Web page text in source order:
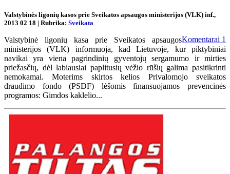
Valstybinės ligonių kasos prie Sveikatos apsaugos ministerijos (VLK) inf.,
2013 02 18 | Rubrika: Sveikata
Komentarai 1
Valstybinė ligonių kasa prie Sveikatos apsaugos
ministerijos (VLK) informuoja, kad Lietuvoje, kur piktybiniai
navikai yra viena pagrindinių gyventojų sergamumo ir mirties
priežasčių, dėl labiausiai paplitusių vėžio rūšių galima pasitikrinti
nemokamai. Moterims skirtos kelios Privalomojo sveikatos
draudimo fondo (PSDF) lėšomis finansuojamos prevencinės
programos: Gimdos kaklelio...